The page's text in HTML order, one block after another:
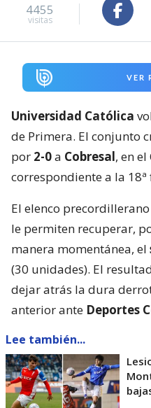
4455
visitas
VER
Universidad Católica
de Primera. El conjunto
por 2-0a Cobresal, en
correspondiente a la
El elenco
le permiten recuperar,
manera momentánea, el
(30 unidades). El
dejar atrás la dura
anterior ante Deportes
Lee también...